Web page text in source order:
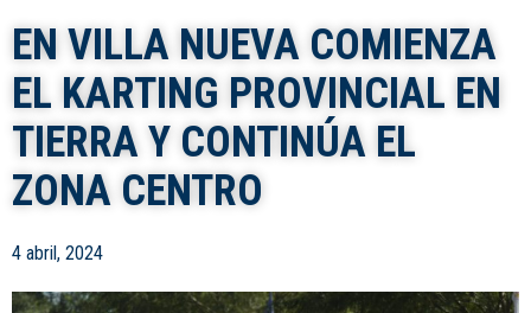
EN VILLA NUEVA COMIENZA
EL KARTING PROVINCIAL EN
TIERRA Y CONTINÚA EL
ZONA CENTRO
4 abril, 2024